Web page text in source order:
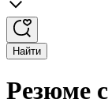
Найти
Резюме